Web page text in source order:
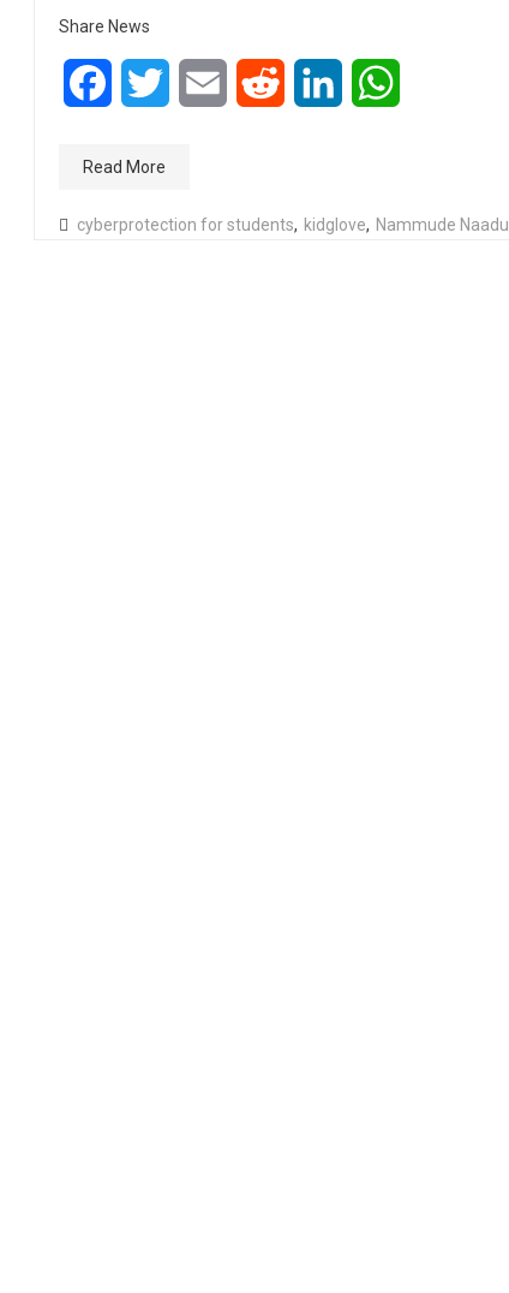
Share News
FacebookTwitter Email Reddit LinkedIn
Read More
cyberprotection for students, kidglove, Nammude Naadu